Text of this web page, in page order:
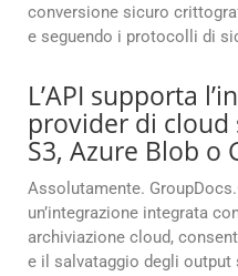
conversione sicuro
e seguendo i protocolli di
L’API supporta
provider di cloud
S3, Azure Blob o
Assolutamente.
un’integrazione integrata
archiviazione cloud,
e il salvataggio degli